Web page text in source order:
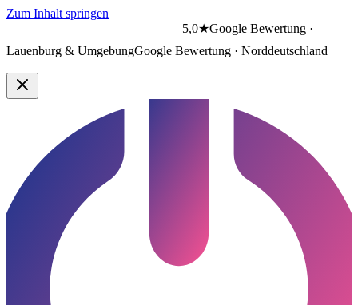
Zum Inhalt springen
5,0★Google Bewertung ·
Lauenburg & UmgebungGoogle Bewertung · Norddeutschland